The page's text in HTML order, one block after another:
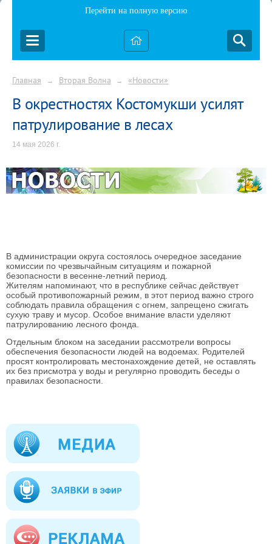
Перейти на полную версию
Главная → Вторая Волна → «Новости»
В окрестностях Костомукши усилят
патрулирование в лесах
14 мая 2026 г.
В администрации округа состоялось очередное заседание
комиссии по чрезвычайным ситуациям и пожарной
безопасности в весенне-летний период.
Жителям напоминают, что в республике сейчас действует
особый противопожарный режим, в этот период важно строго
соблюдать правила обращения с огнем, запрещено сжигать
сухую траву и мусор. Особое внимание власти уделяют
патрулированию лесного фонда.
Отдельным блоком на заседании рассмотрели вопросы
обеспечения безопасности людей на водоемах. Родителей
просят контролировать местонахождение детей, не оставлять
их без присмотра у воды и регулярно проводить беседы о
правилах безопасности.